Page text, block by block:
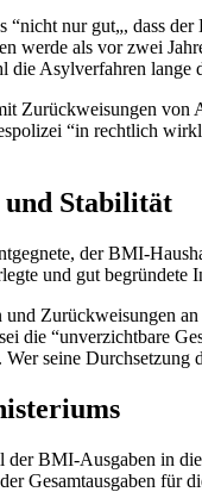
“nicht nur gut„, dass
werde als vor zwei
Asylverfahren lange
Zurückweisungen von
“in rechtlich
und Stabilität
der BMI-
und gut
Zurückweisungen
die “unverzichtbare
seine
BMI-Ausgaben in
Gesamtausgaben für